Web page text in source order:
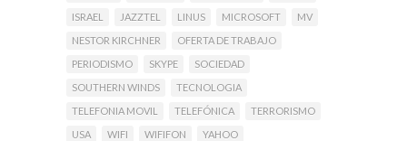
ISRAEL
JAZZTEL LINUS MICROSOFT
MV
NESTOR KIRCHNER
OFERTA DE TRABAJO
PERIODISMO
SKYPE
SOCIEDAD
SOUTHERN WINDS
TECNOLOGIA
TELEFONIA MOVIL
TELEFÓNICA
TERRORISMO
USA
WIFI WIFIFON YAHOO